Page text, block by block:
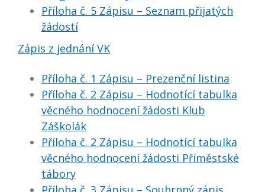
Příloha č. 5 Zápisu – Seznam přijatých
žádostí
Zápis z jednání VK
Příloha č. 1 Zápisu – Prezenční listina
Příloha č. 2 Zápisu – Hodnotící tabulka
věcného hodnocení žádosti Klub
Záškolák
Příloha č. 2 Zápisu – Hodnotící tabulka
věcného hodnocení žádosti Příměstské
tábory